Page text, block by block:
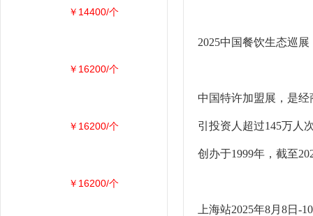
2025中国餐饮生态巡
中国特许加盟展，是
引投资人超过145万人
创办于1999年，截至
上海站2025年8月8
￥14400/个
￥16200/个
￥16200/个
￥16200/个